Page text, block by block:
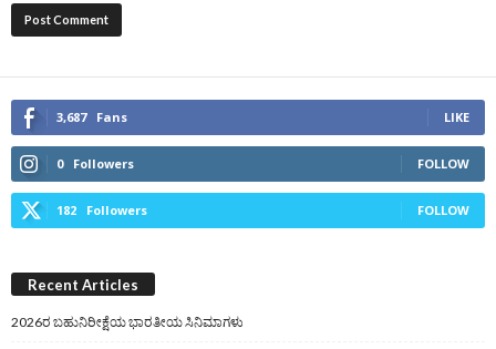
3,687 Fans LIKE
0 Followers FOLLOW
182 Followers FOLLOW
Recent Articles
2026ರ ಬಹುನಿರೀಕ್ಷೆಯ ಭಾರತೀಯ ಸಿನಿಮಾಗಳು